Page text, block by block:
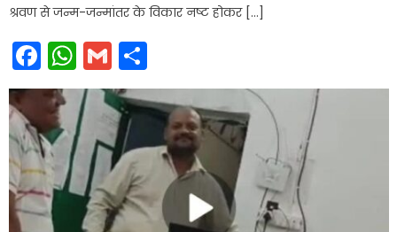
श्रवण से जन्म-जन्मांतर के विकार नष्ट होकर […]
Facebook
WhatsApp
Gmail